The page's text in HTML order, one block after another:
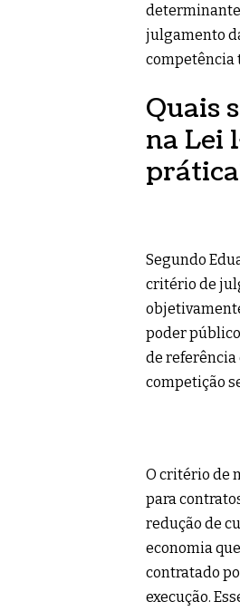
determinante
julgamento
competência
Quais
na Lei
Segundo
critério de
poder
de referência
competição
O critério de
para
redução de
economia
contratado
execução.